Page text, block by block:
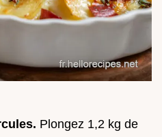
Plongez 1,2 kg de